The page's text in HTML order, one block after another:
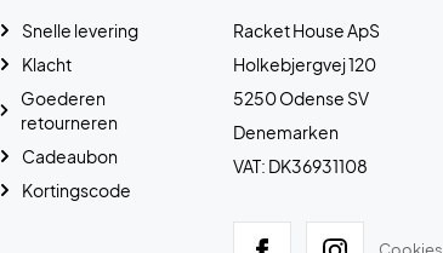
Racket House ApS
Holkebjergvej 120
5250 Odense SV
Denemarken
VAT: DK36931108
Snelle levering
Klacht
Goederen
retourneren
Cadeaubon
Kortingscode